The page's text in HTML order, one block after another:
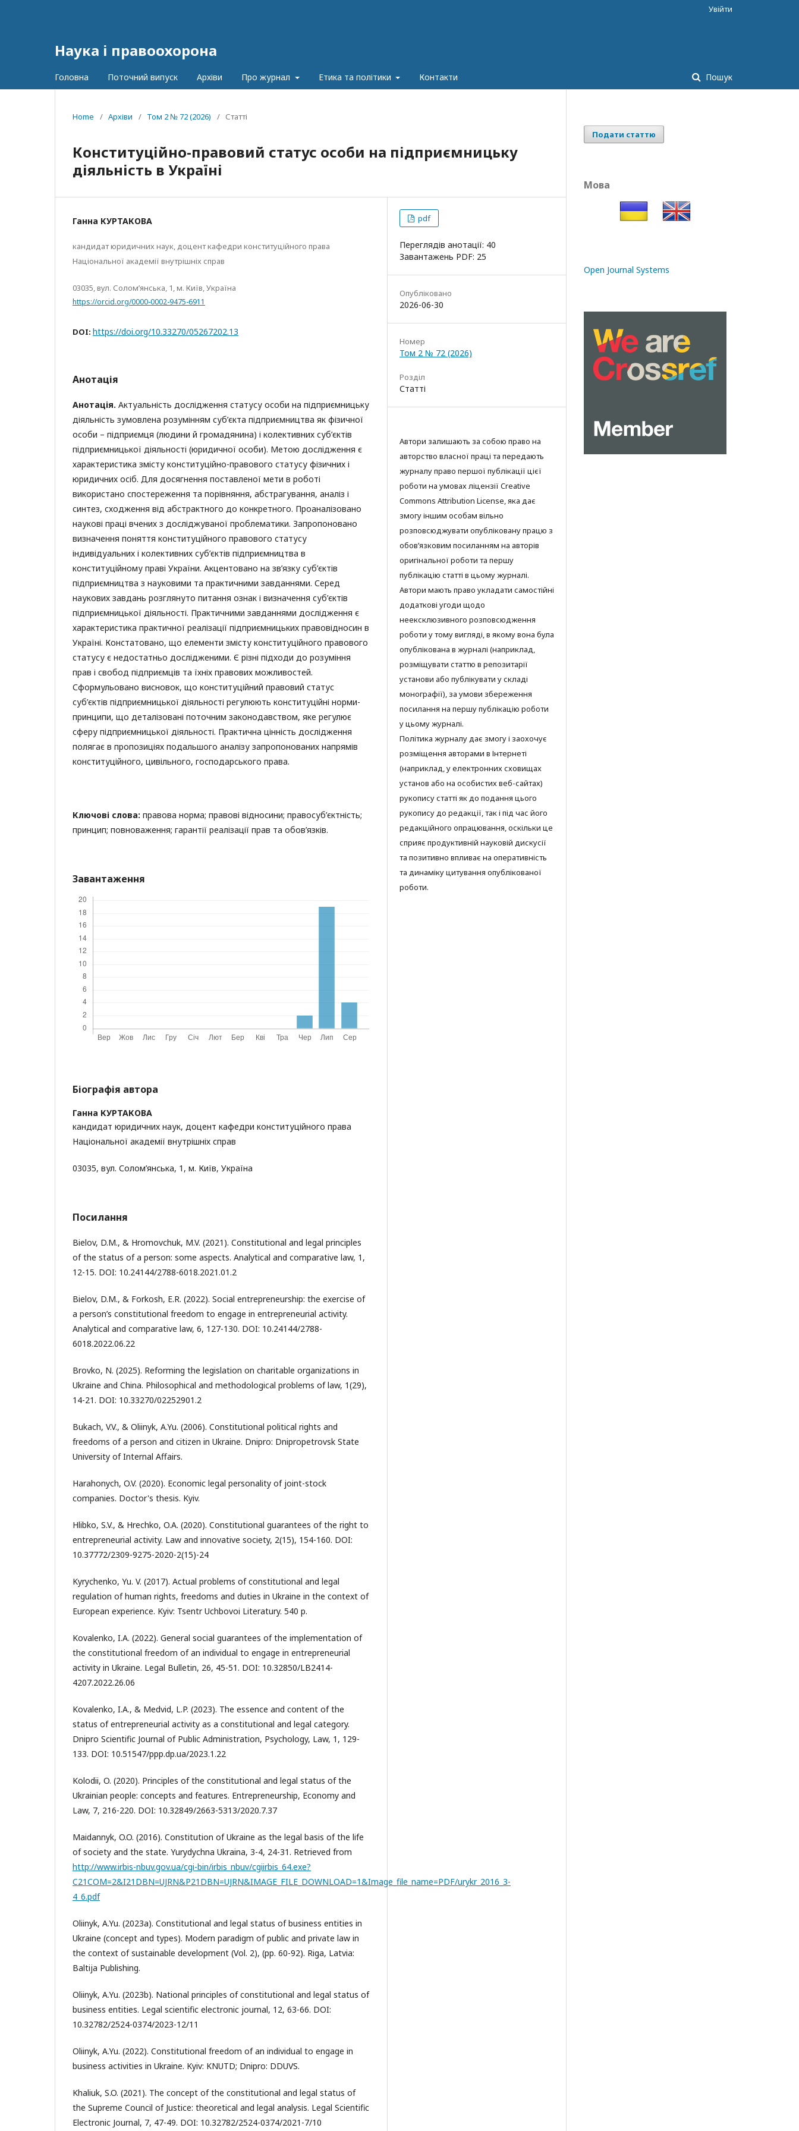
Наука і правоохорона
Головна Поточний випуск Архіви Про журнал Етика та політики Контакти Пошук
Увійти
Home / Архіви / Том 2 № 72 (2026) / Статті
Конституційно-правовий статус особи на підприємницьку
діяльність в Україні
Ганна КУРТАКОВА
кандидат юридичних наук, доцент кафедри конституційного права
Національної академії внутрішніх справ
03035, вул. Солом’янська, 1, м. Київ, Україна
https://orcid.org/0000-0002-9475-6911
DOI: https://doi.org/10.33270/05267202.13
Анотація
Анотація. Актуальність дослідження статусу особи на підприємницьку
діяльність зумовлена розумінням суб’єкта підприємництва як фізичної
особи – підприємця (людини й громадянина) і колективних суб’єктів
підприємницької діяльності (юридичної особи). Метою дослідження є
характеристика змісту конституційно-правового статусу фізичних і
юридичних осіб. Для досягнення поставленої мети в роботі
використано спостереження та порівняння, абстрагування, аналіз і
синтез, сходження від абстрактного до конкретного. Проаналізовано
наукові праці вчених з досліджуваної проблематики. Запропоновано
визначення поняття конституційного правового статусу
індивідуальних і колективних суб’єктів підприємництва в
конституційному праві України. Акцентовано на зв’язку суб’єктів
підприємництва з науковими та практичними завданнями. Серед
наукових завдань розглянуто питання ознак і визначення суб’єктів
підприємницької діяльності. Практичними завданнями дослідження є
характеристика практичної реалізації підприємницьких правовідносин в
Україні. Констатовано, що елементи змісту конституційного правового
статусу є недостатньо дослідженими. Є різні підходи до розуміння
прав і свобод підприємців та їхніх правових можливостей.
Сформульовано висновок, що конституційний правовий статус
суб’єктів підприємницької діяльності регулюють конституційні норми-
принципи, що деталізовані поточним законодавством, яке регулює
сферу підприємницької діяльності. Практична цінність дослідження
полягає в пропозиціях подальшого аналізу запропонованих напрямів
конституційного, цивільного, господарського права.
Ключові слова: правова норма; правові відносини; правосуб’єктність;
принцип; повноваження; гарантії реалізації прав та обов’язків.
Завантаження
Біографія автора
Ганна КУРТАКОВА
кандидат юридичних наук, доцент кафедри конституційного права
Національної академії внутрішніх справ
03035, вул. Солом’янська, 1, м. Київ, Україна
Посилання
Bielov, D.M., & Hromovchuk, M.V. (2021). Constitutional and legal principles
of the status of a person: some aspects. Analytical and comparative law, 1,
12-15. DOI: 10.24144/2788-6018.2021.01.2
Bielov, D.M., & Forkosh, E.R. (2022). Social entrepreneurship: the exercise of
a person’s constitutional freedom to engage in entrepreneurial activity.
Analytical and comparative law, 6, 127-130. DOI: 10.24144/2788-
6018.2022.06.22
Brovko, N. (2025). Reforming the legislation on charitable organizations in
Ukraine and China. Philosophical and methodological problems of law, 1(29),
14-21. DOI: 10.33270/02252901.2
Bukach, V.V., & Oliinyk, A.Yu. (2006). Constitutional political rights and
freedoms of a person and citizen in Ukraine. Dnipro: Dnipropetrovsk State
University of Internal Affairs.
Harahonych, O.V. (2020). Economic legal personality of joint-stock
companies. Doctor's thesis. Kyiv.
Hlibko, S.V., & Hrechko, O.A. (2020). Constitutional guarantees of the right to
entrepreneurial activity. Law and innovative society, 2(15), 154-160. DOI:
10.37772/2309-9275-2020-2(15)-24
Kyrychenko, Yu. V. (2017). Actual problems of constitutional and legal
regulation of human rights, freedoms and duties in Ukraine in the context of
European experience. Kyiv: Tsentr Uchbovoi Literatury. 540 p.
Kovalenko, I.A. (2022). General social guarantees of the implementation of
the constitutional freedom of an individual to engage in entrepreneurial
activity in Ukraine. Legal Bulletin, 26, 45-51. DOI: 10.32850/LB2414-
4207.2022.26.06
Kovalenko, I.A., & Medvid, L.P. (2023). The essence and content of the
status of entrepreneurial activity as a constitutional and legal category.
Dnipro Scientific Journal of Public Administration, Psychology, Law, 1, 129-
133. DOI: 10.51547/ppp.dp.ua/2023.1.22
Kolodii, O. (2020). Principles of the constitutional and legal status of the
Ukrainian people: concepts and features. Entrepreneurship, Economy and
Law, 7, 216-220. DOI: 10.32849/2663-5313/2020.7.37
Maidannyk, O.O. (2016). Constitution of Ukraine as the legal basis of the life
of society and the state. Yurydychna Ukraina, 3-4, 24-31. Retrieved from
http://www.irbis-nbuv.gov.ua/cgi-bin/irbis_nbuv/cgiirbis_64.exe?
C21COM=2&I21DBN=UJRN&P21DBN=UJRN&IMAGE_FILE_DOWNLOAD=1&Image_file_name=PDF/urykr_2016_3-
4_6.pdf
Oliinyk, A.Yu. (2023a). Constitutional and legal status of business entities in
Ukraine (concept and types). Modern paradigm of public and private law in
the context of sustainable development (Vol. 2), (pp. 60-92). Riga, Latvia:
Baltija Publishing.
Oliinyk, A.Yu. (2023b). National principles of constitutional and legal status of
business entities. Legal scientific electronic journal, 12, 63-66. DOI:
10.32782/2524-0374/2023-12/11
Oliinyk, A.Yu. (2022). Constitutional freedom of an individual to engage in
business activities in Ukraine. Kyiv: KNUTD; Dnipro: DDUVS.
Khaliuk, S.O. (2021). The concept of the constitutional and legal status of
the Supreme Council of Justice: theoretical and legal analysis. Legal Scientific
Electronic Journal, 7, 47-49. DOI: 10.32782/2524-0374/2021-7/10
pdf
Переглядів анотації: 40
Завантажень PDF: 25
Опубліковано
2026-06-30
Номер
Том 2 № 72 (2026)
Розділ
Статті
Автори залишають за собою право на
авторство власної праці та передають
журналу право першої публікації цієї
роботи на умовах ліцензії Creative
Commons Attribution License, яка дає
змогу іншим особам вільно
розповсюджувати опубліковану працю з
обов’язковим посиланням на авторів
оригінальної роботи та першу
публікацію статті в цьому журналі.
Автори мають право укладати самостійні
додаткові угоди щодо
неексклюзивного розповсюдження
роботи у тому вигляді, в якому вона була
опублікована в журналі (наприклад,
розміщувати статтю в репозитарії
установи або публікувати у складі
монографії), за умови збереження
посилання на першу публікацію роботи
у цьому журналі.
Політика журналу дає змогу і заохочує
розміщення авторами в Інтернеті
(наприклад, у електронних сховищах
установ або на особистих веб-сайтах)
рукопису статті як до подання цього
рукопису до редакції, так і під час його
редакційного опрацювання, оскільки це
сприяє продуктивній науковій дискусії
та позитивно впливає на оперативність
та динаміку цитування опублікованої
роботи.
Подати статтю
Мова
Open Journal Systems